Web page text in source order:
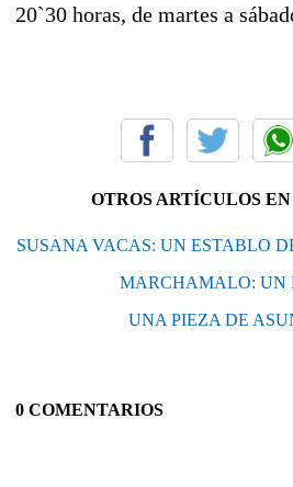
20`30 horas, de martes a
OTROS ARTÍCULOS
SUSANA VACAS: UN ESTABLO
MARCHAMALO: UN
UNA PIEZA DE
0 COMENTARIOS